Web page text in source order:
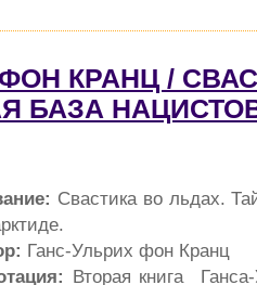
КРАНЦ /
БАЗА
Свастика во льдах.
Ганс-Ульрих фон Кранц
Вторая книга